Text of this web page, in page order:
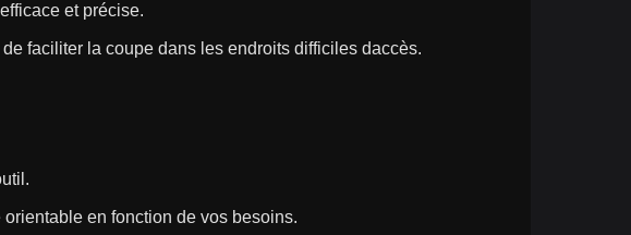
et précise.
faciliter la coupe dans les endroits difficiles daccès.
en fonction de vos besoins.